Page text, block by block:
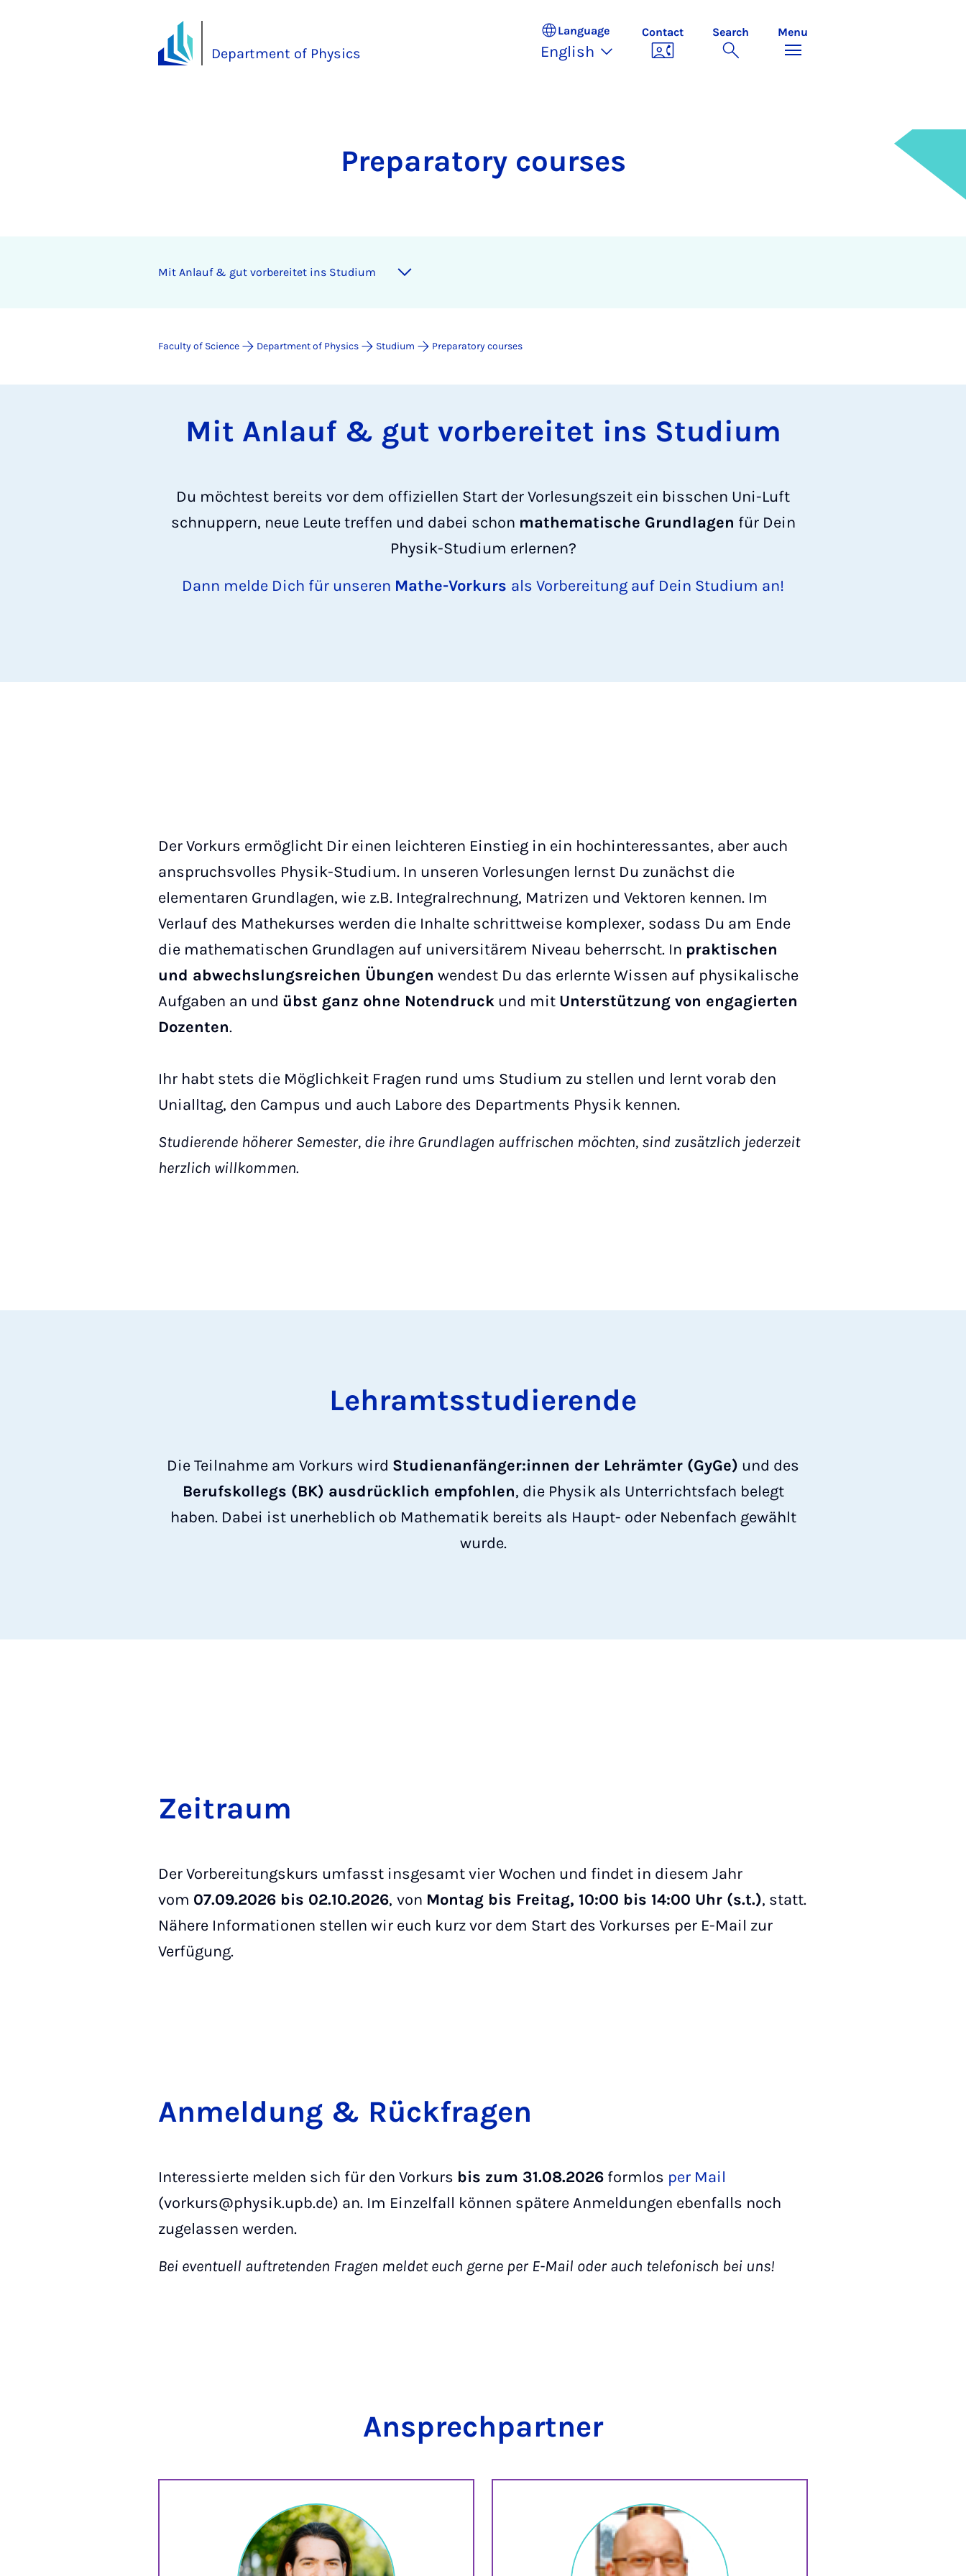
Department of Physics
Language
English
Contact Search Menu
Preparatory courses
Mit Anlauf & gut vorbereitet ins Studium
Faculty of Science Department of Physics Studium Preparatory courses
Mit Anlauf & gut vorbereitet ins Studium
Du möchtest bereits vor dem offiziellen Start der Vorlesungszeit ein bisschen Uni-Luft
schnuppern, neue Leute treffen und dabei schon mathematische Grundlagen für Dein
Physik-Studium erlernen?
Dann melde Dich für unseren Mathe-Vorkurs als Vorbereitung auf Dein Studium an!
Der Vorkurs ermöglicht Dir einen leichteren Einstieg in ein hochinteressantes, aber auch
anspruchsvolles Physik-Studium. In unseren Vorlesungen lernst Du zunächst die
elementaren Grundlagen, wie z.B. Integralrechnung, Matrizen und Vektoren kennen. Im
Verlauf des Mathekurses werden die Inhalte schrittweise komplexer, sodass Du am Ende
die mathematischen Grundlagen auf universitärem Niveau beherrscht. In praktischen
und abwechslungsreichen Übungen wendest Du das erlernte Wissen auf physikalische
Aufgaben an und übst ganz ohne Notendruck und mit Unterstützung von engagierten
Dozenten.
Ihr habt stets die Möglichkeit Fragen rund ums Studium zu stellen und lernt vorab den
Unialltag, den Campus und auch Labore des Departments Physik kennen.
Studierende höherer Semester, die ihre Grundlagen auffrischen möchten, sind zusätzlich jederzeit
herzlich willkommen.
Lehramtsstudierende
Die Teilnahme am Vorkurs wird Studienanfänger:innen der Lehrämter (GyGe) und des
Berufskollegs (BK) ausdrücklich empfohlen, die Physik als Unterrichtsfach belegt
haben. Dabei ist unerheblich ob Mathematik bereits als Haupt- oder Nebenfach gewählt
wurde.
Zeitraum
Der Vorbereitungskurs umfasst insgesamt vier Wochen und findet in diesem Jahr
vom 07.09.2026 bis 02.10.2026, von Montag bis Freitag, 10:00 bis 14:00 Uhr (s.t.), statt.
Nähere Informationen stellen wir euch kurz vor dem Start des Vorkurses per E-Mail zur
Verfügung.
An­mel­dung & Rück­fra­gen
Interessierte melden sich für den Vorkurs bis zum 31.08.2026 formlos per Mail
(vorkurs@physik.upb.de) an. Im Einzelfall können spätere Anmeldungen ebenfalls noch
zugelassen werden.
Bei eventuell auftretenden Fragen meldet euch gerne per E-Mail oder auch telefonisch bei uns!
Ansprechpartner